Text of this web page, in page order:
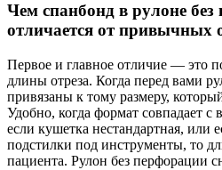
Чем спанбонд в рулоне
отличается от
Первое и главное отличие — это
длины отреза. Когда перед вами
привязаны к тому размеру,
Удобно, когда формат совпадает
если кушетка нестандартная, или
подстилки под инструменты, то
пациента. Рулон без перфорации